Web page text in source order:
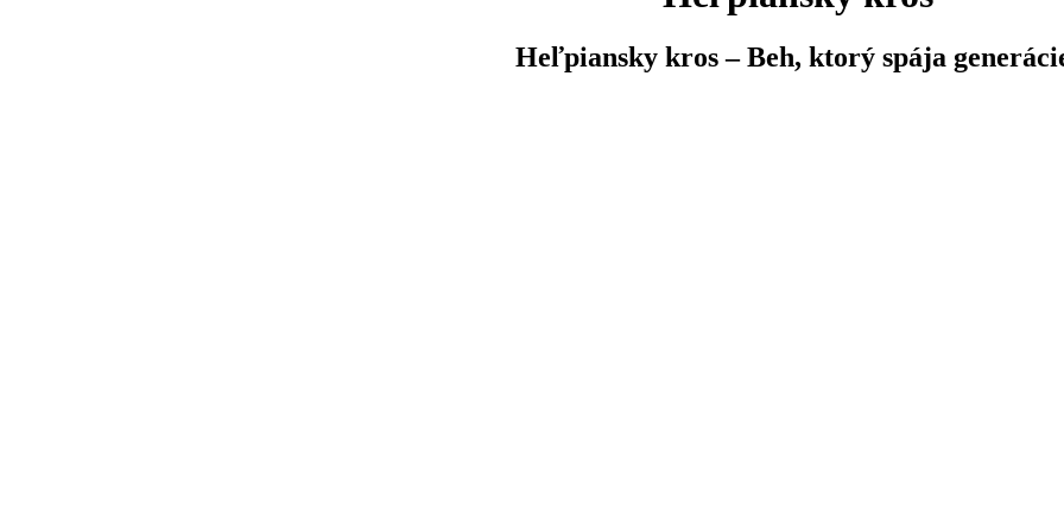
Heľpiansky kros – Beh, ktorý spája